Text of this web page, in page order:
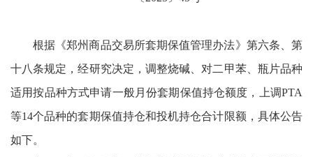
根据《郑州商品交易所套期保值管理办法》第六条、第
十八条规定，经研究决定，调整烧碱、对二甲苯、瓶片品种
适用按品种方式申请一般月份套期保值持仓额度，上调PTA
等14个品种的套期保值持仓和投机持仓合计限额，具体公告
如下。